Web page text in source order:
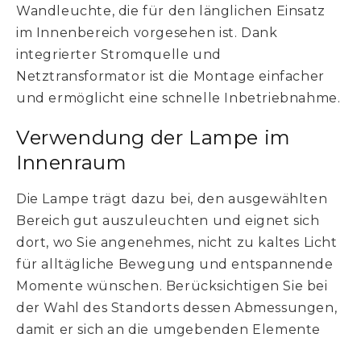
Wandleuchte, die für den länglichen Einsatz
im Innenbereich vorgesehen ist. Dank
integrierter Stromquelle und
Netztransformator ist die Montage einfacher
und ermöglicht eine schnelle Inbetriebnahme.
Verwendung der Lampe im
Innenraum
Die Lampe trägt dazu bei, den ausgewählten
Bereich gut auszuleuchten und eignet sich
dort, wo Sie angenehmes, nicht zu kaltes Licht
für alltägliche Bewegung und entspannende
Momente wünschen. Berücksichtigen Sie bei
der Wahl des Standorts dessen Abmessungen,
damit er sich an die umgebenden Elemente